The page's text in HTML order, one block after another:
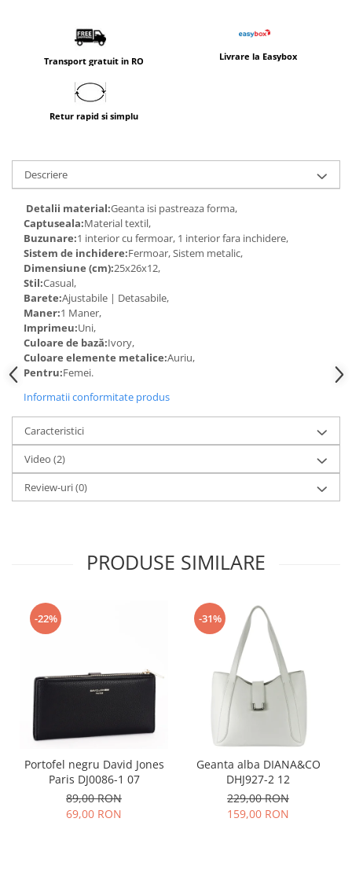
Transport gratuit in RO Livrare la Easybox
Retur rapid si simplu
Descriere
Detalii material:Geanta isi pastreaza forma,
Captuseala:Material textil,
Buzunare:1 interior cu fermoar, 1 interior fara inchidere,
Sistem de inchidere:Fermoar, Sistem metalic,
Dimensiune (cm):25x26x12,
Stil:Casual,
Barete:Ajustabile | Detasabile,
Maner:1 Maner,
Imprimeu:Uni,
Culoare de bază:Ivory,
Culoare elemente metalice:Auriu,
Pentru:Femei.
Informatii conformitate produs
Caracteristici
Video (2)
Review-uri(0)
PRODUSE SIMILARE
-22%
Portofel negru David Jones
Paris DJ0086-1 07
89,00 RON
69,00 RON
-31%
Geanta alba DIANA&CO
DHJ927-2 12
229,00 RON
159,00 RON